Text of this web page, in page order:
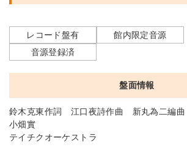
盤面情報
鈴木克東作詞 江口夜詩作曲 新丸為二編曲
小畑實
テイチクオーケストラ
レコード盤有
館内限定音源
音源登録済